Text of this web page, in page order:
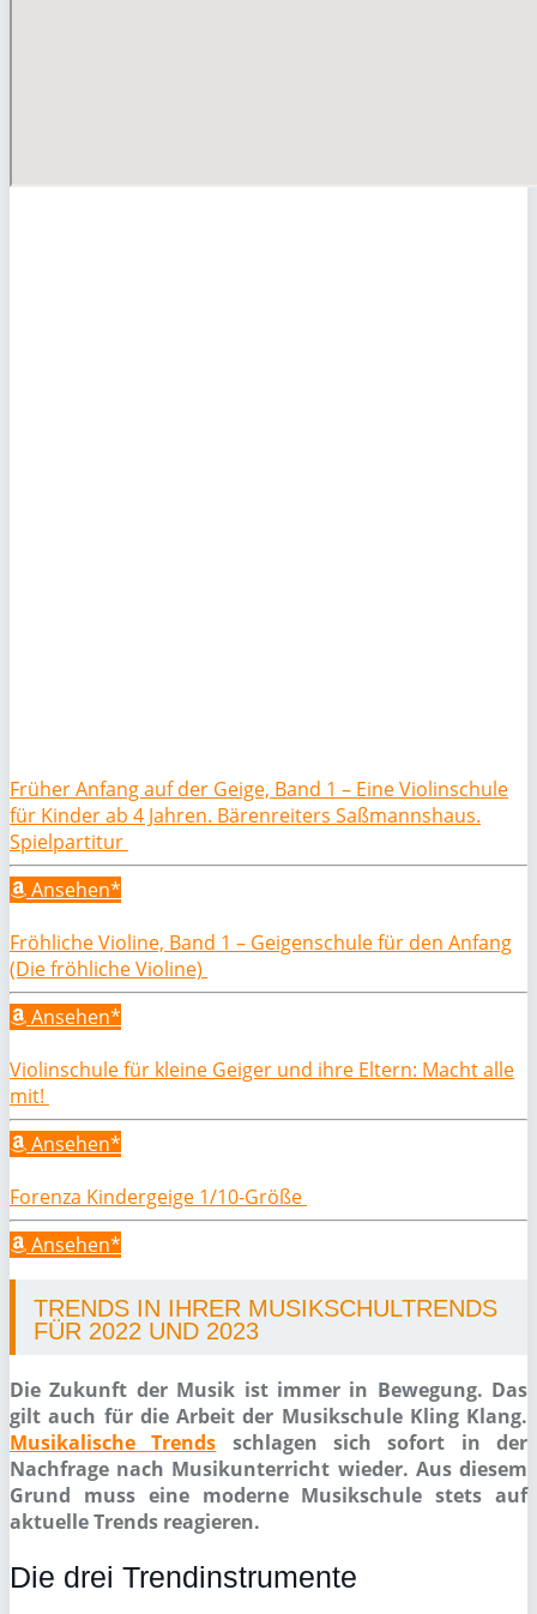
Früher Anfang auf der Geige, Band 1 – Eine Violinschule
für Kinder ab 4 Jahren. Bärenreiters Saßmannshaus.
Spielpartitur
Ansehen*
Fröhliche Violine, Band 1 – Geigenschule für den Anfang
(Die fröhliche Violine)
Ansehen*
Violinschule für kleine Geiger und ihre Eltern: Macht alle
mit!
Ansehen*
Forenza Kindergeige 1/10-Größe
Ansehen*
TRENDS IN IHRER MUSIKSCHULTRENDS
FÜR 2022 UND 2023
Die Zukunft der Musik ist immer in Bewegung. Das
gilt auch für die Arbeit der Musikschule Kling Klang.
Musikalische Trends schlagen sich sofort in der
Nachfrage nach Musikunterricht wieder. Aus diesem
Grund muss eine moderne Musikschule stets auf
aktuelle Trends reagieren.
Die drei Trendinstrumente